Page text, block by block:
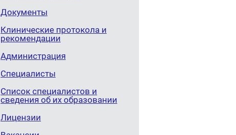
Документы
Клинические протокола и
рекомендации
Администрация
Специалисты
Список специалистов и
сведения об их образовании
Лицензии